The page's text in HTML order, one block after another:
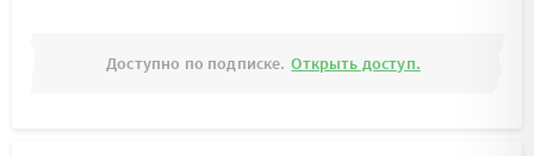
Доступно по подписке. Открыть доступ.